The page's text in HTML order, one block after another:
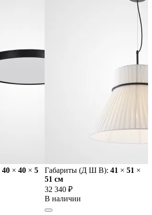
40 × 40 × 5
Габариты (Д Ш В): 41 × 51 ×
51 cм
32 340 ₽
В наличии